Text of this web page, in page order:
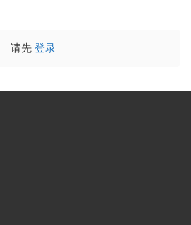
请先 登录